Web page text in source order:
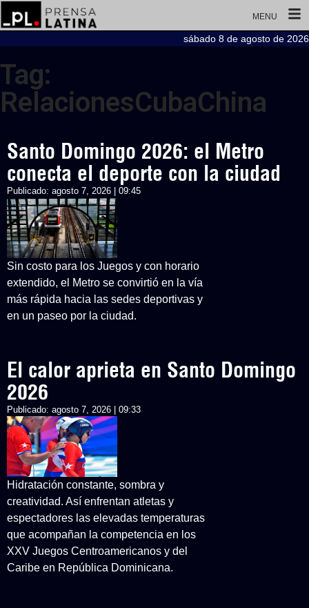
MENU
sábado 8 de agosto de 2026
Tag:
RelacionesCubaChina
Santo Domingo 2026: el Metro
conecta el deporte con la ciudad
Publicado: agosto 7, 2026 | 09:45
Sin costo para los Juegos y con horario
extendido, el Metro se convirtió en la vía
más rápida hacia las sedes deportivas y
en un paseo por la ciudad.
El calor aprieta en Santo Domingo
2026
Publicado: agosto 7, 2026 | 09:33
Hidratación constante, sombra y
creatividad. Así enfrentan atletas y
espectadores las elevadas temperaturas
que acompañan la competencia en los
XXV Juegos Centroamericanos y del
Caribe en República Dominicana.